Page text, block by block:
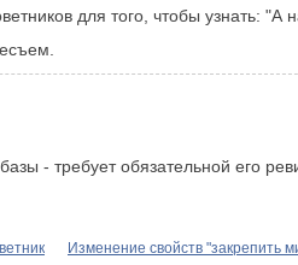
для того, чтобы узнать: "А
- требует обязательной его
Изменение свойств "закрепить